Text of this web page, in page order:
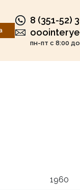
8 (351-52)
пн-пт с 8:00
1960